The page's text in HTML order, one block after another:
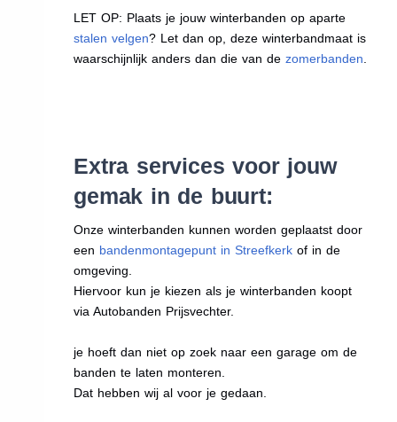
LET OP: Plaats je jouw winterbanden op aparte
stalen velgen? Let dan op, deze winterbandmaat is
waarschijnlijk anders dan die van dezomerbanden
Extra services voor jouw
gemak in de buurt:
Onze winterbanden kunnen worden geplaatst door
een bandenmontagepunt in Streefkerk of in de
omgeving.
Hiervoor kun je kiezen als je winterbanden koopt
via Autobanden Prijsvechter.
je hoeft dan niet op zoek naar een garage om de
banden te laten monteren.
Dat hebben wij al voor je gedaan.